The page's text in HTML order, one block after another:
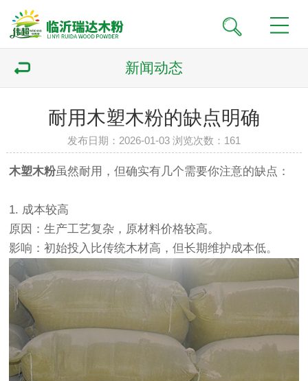
新闻动态
耐用​木塑木粉的缺点明确
发布日期：2026-01-03 浏览次数： 161
木塑木粉虽然耐用，但确实有几个需要你注意的缺点：
1. ‌成本较高‌
原因‌：生产工艺复杂，原材料价格较高。
影响‌：初始投入比传统木材高，但长期维护成本低。